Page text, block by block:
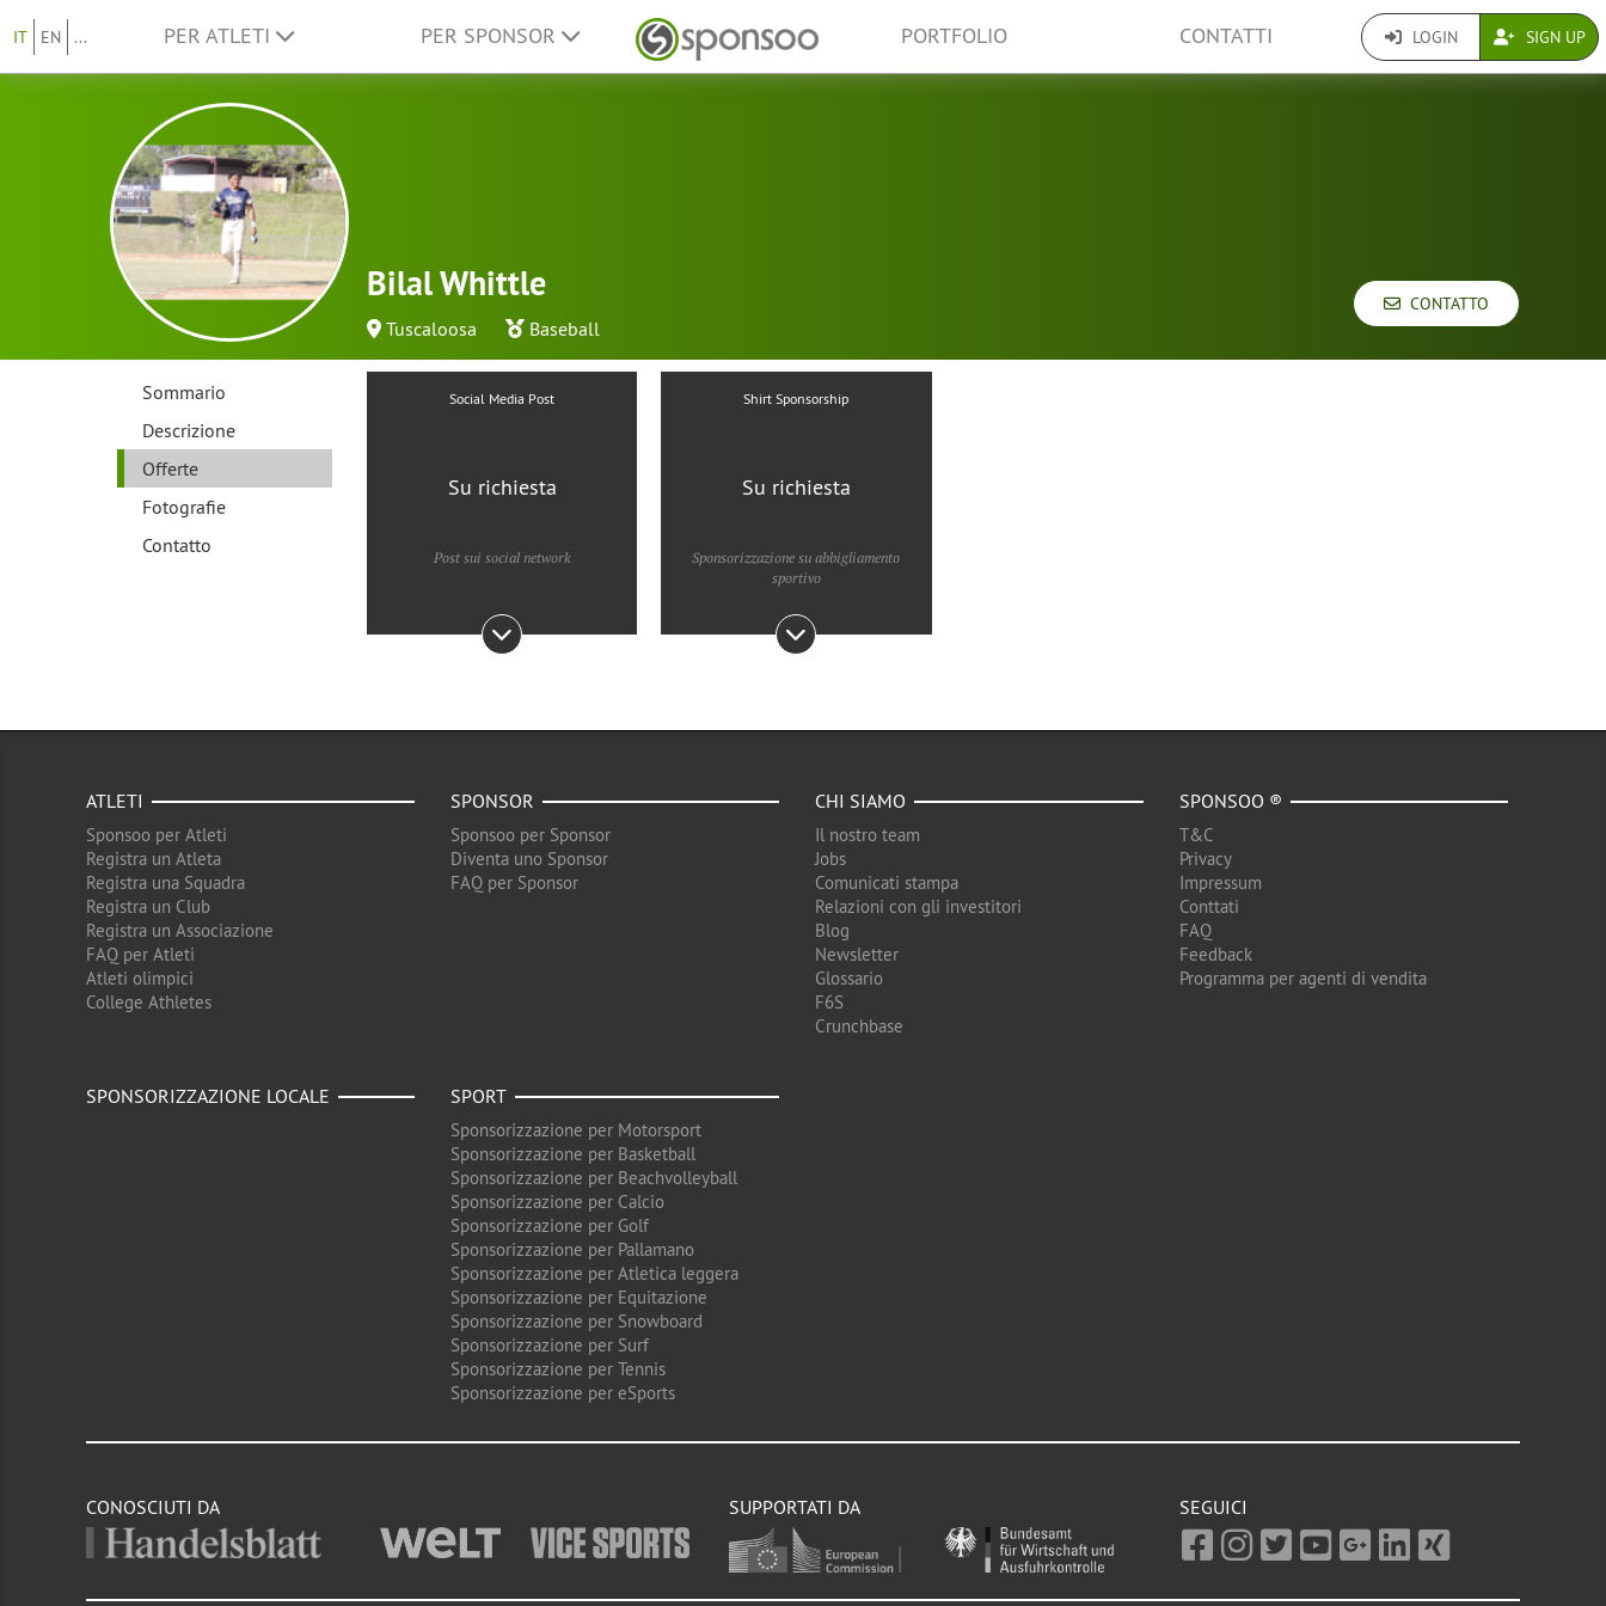
IT EN ... PER ATLETI PER SPONSOR PORTFOLIO CONTATTI LOGIN SIGN UP
Bilal Whittle
Tuscaloosa Baseball
CONTATTO
Sommario
Descrizione
Offerte
Fotografie
Contatto
Social Media Post
Su richiesta
Post sui social network
Shirt Sponsorship
Su richiesta
Sponsorizzazione su abbigliamento
sportivo
ATLETI
Sponsoo per Atleti
Registra un Atleta
Registra una Squadra
Registra un Club
Registra un Associazione
FAQ per Atleti
Atleti olimpici
College Athletes
SPONSOR
Sponsoo per Sponsor
Diventa uno Sponsor
FAQ per Sponsor
CHI SIAMO
Il nostro team
Jobs
Comunicati stampa
Relazioni con gli investitori
Blog
Newsletter
Glossario
F6S
Crunchbase
SPONSOO ®
T&C
Privacy
Impressum
Conttati
FAQ
Feedback
Programma per agenti di vendita
SPONSORIZZAZIONE LOCALE SPORT
Sponsorizzazione per Motorsport
Sponsorizzazione per Basketball
Sponsorizzazione per Beachvolleyball
Sponsorizzazione per Calcio
Sponsorizzazione per Golf
Sponsorizzazione per Pallamano
Sponsorizzazione per Atletica leggera
Sponsorizzazione per Equitazione
Sponsorizzazione per Snowboard
Sponsorizzazione per Surf
Sponsorizzazione per Tennis
Sponsorizzazione per eSports
CONOSCIUTI DA SUPPORTATI DA SEGUICI